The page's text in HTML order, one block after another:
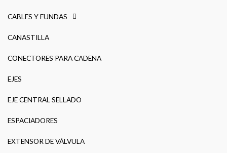
CABLES Y FUNDAS
CANASTILLA
CONECTORES PARA CADENA
EJES
EJE CENTRAL SELLADO
ESPACIADORES
EXTENSOR DE VÁLVULA